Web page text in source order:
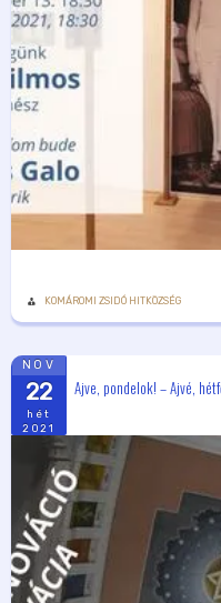
KOMÁROMI ZSIDÓ HITKÖZSÉG
NOV
22
hét
2021
Ajve, pondelok! – Ajvé,